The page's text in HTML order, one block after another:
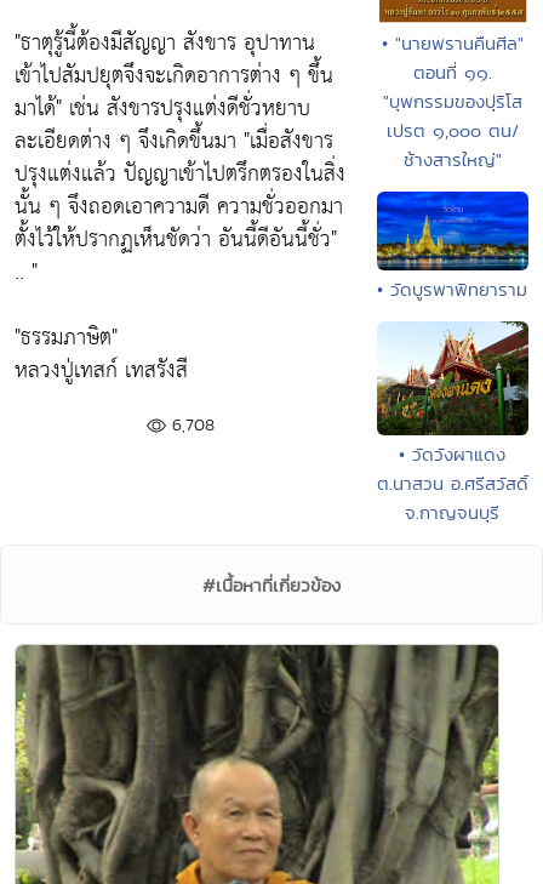
"ธาตุรู้นี้ต้องมีสัญญา สังขาร อุปาทาน
เข้าไปสัมปยุตจึงจะเกิดอาการต่าง ๆ ขึ้น
มาได้" เช่น สังขารปรุงแต่งดีชั่วหยาบ
ละเอียดต่าง ๆ จึงเกิดขึ้นมา "เมื่อสังขาร
ปรุงแต่งแล้ว ปัญญาเข้าไปตรึกตรองในสิ่ง
นั้น ๆ จึงถอดเอาความดี ความชั่วออกมา
ตั้งไว้ให้ปรากฏเห็นชัดว่า อันนี้ดีอันนี้ชั่ว"
.. "
"ธรรมภาษิต"
หลวงปู่เทสก์ เทสรังสี
6,708
• "นายพรานคืนศีล"
ตอนที่ ๑๑.
"บุพกรรมของปุริโส
เปรต ๑,๐๐๐ ตน/
ช้างสารใหญ่"
• วัดบูรพาพิทยาราม
• วัดวังผาแดง
ต.นาสวน อ.ศรีสวัสดิ์
จ.กาญจนบุรี
#เนื้อหาที่เกี่ยวข้อง